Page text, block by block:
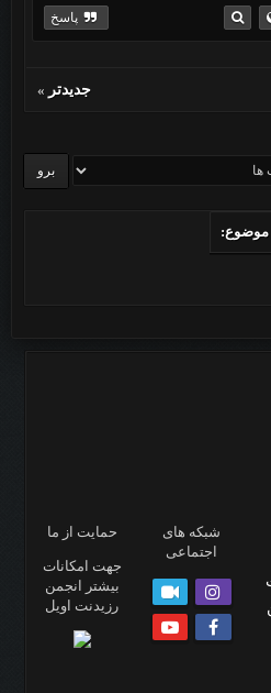
پاسخ
جدیدتر »
موضوع:
شبکه های
اجتماعی
حمایت از ما
جهت امکانات
بیشتر انجمن
رزیدنت اویل